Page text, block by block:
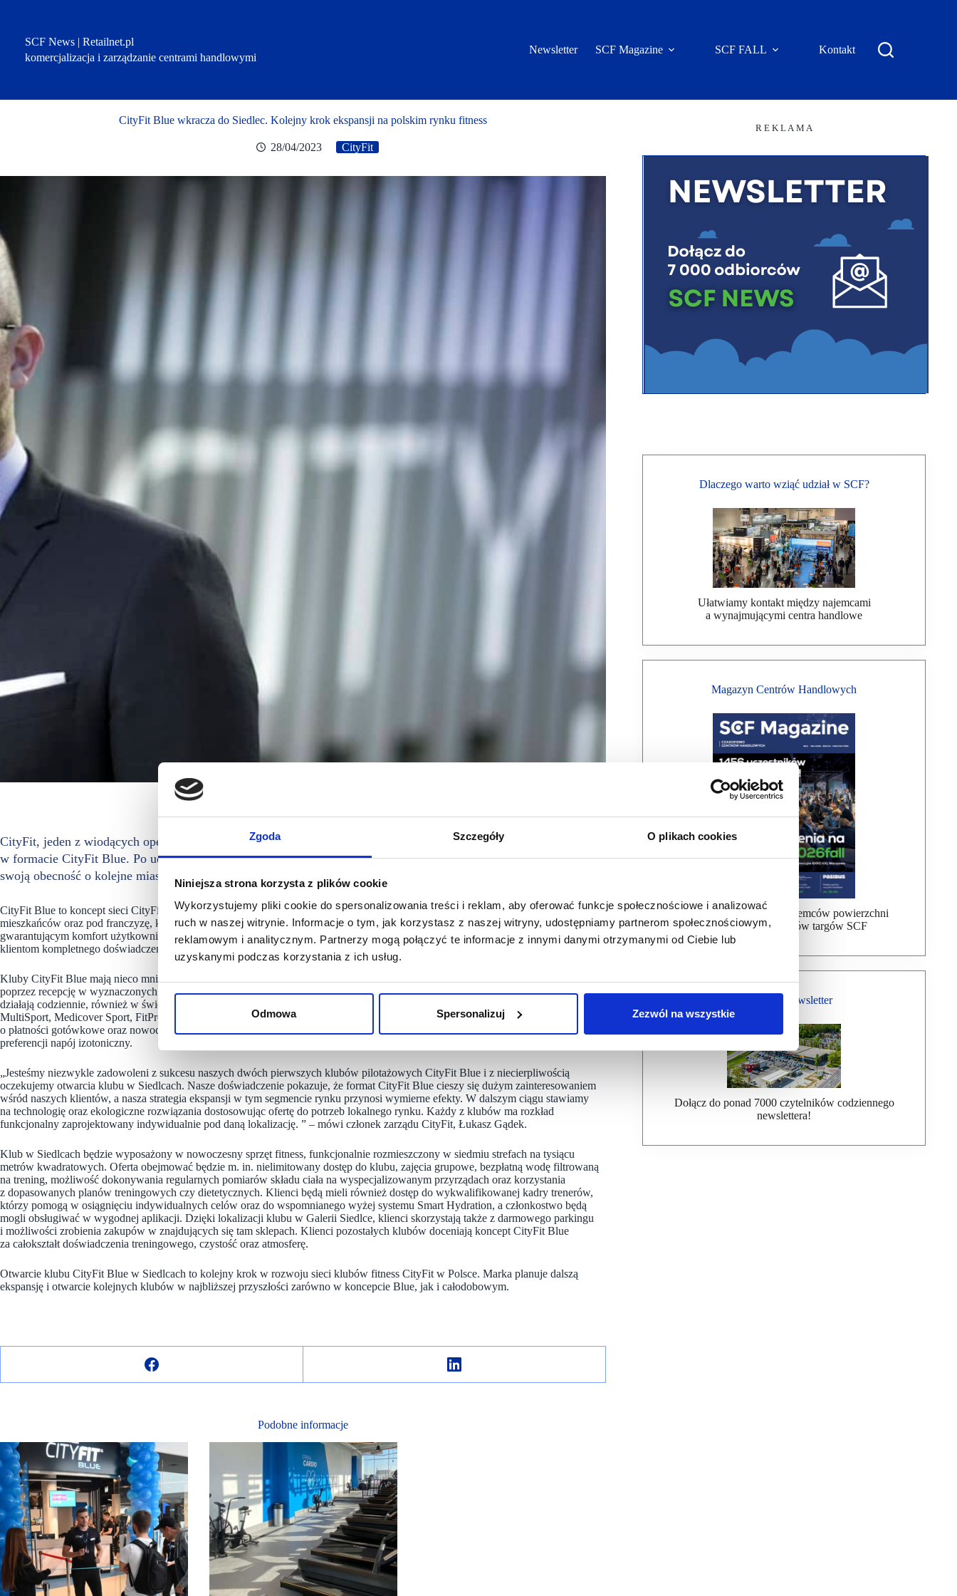
Zgoda Szczegóły O plikach cookies
Niniejsza strona korzysta z plików cookie
Wykorzystujemy pliki cookie do spersonalizowania treści i reklam, aby oferować funkcje społecznościowe i analizować
ruch w naszej witrynie. Informacje o tym, jak korzystasz z naszej witryny, udostępniamy partnerom społecznościowym,
reklamowym i analitycznym. Partnerzy mogą połączyć te informacje z innymi danymi otrzymanymi od Ciebie lub
uzyskanymi podczas korzystania z ich usług.
Odmowa Spersonalizuj Zezwól na wszystkie
SCF News | Retailnet.pl
komercjalizacja i zarządzanie centrami handlowymi
Newsletter SCF Magazine SCF FALL Kontakt
CityFit Blue wkracza do Siedlec. Kolejny krok ekspansji na polskim rynku fitness
28/04/2023 CityFit
CityFit, jeden z wiodących operatorów klubów fitness w Polsce, ogłasza otwarcie swojego trzeciego klubu
w formacie CityFit Blue. Po udanym debiucie w Puławach i sukcesie w bydgoskim Fordonie, CityFit rozszerza
swoją obecność o kolejne miasto. Klub zostanie otwarty 28 czerwca.
CityFit Blue to koncept sieci CityFit i nowoczesny format klubu fitness, przygotowany z myślą o miastach poniżej 150 tysięcy
mieszkańców oraz pod franczyzę, który wyróżnia się minimalistycznym designem i przemyślanym układem przestrzeni
gwarantującym komfort użytkownikom o różnych potrzebach treningowych. Kluby w tym formacie mają za zadanie dostarczyć
klientom kompletnego doświadczenia treningowego, zachowując przy tym przystępne ceny i wysoką jakość usług.
Kluby CityFit Blue mają nieco mniejszą powierzchnię całkowitą niż klasyczny model CityFit i nie są całodobowe. Dostęp odbywa się
poprzez recepcję w wyznaczonych godzinach: od poniedziałku do piątku w godz. 6-23, a w weekendy 8-20. Co ważne, kluby
działają codziennie, również w święta, co jest szczególnym wyróżnikiem marki CityFit na rynku. Sieć akceptuje karty sportowe
MultiSport, Medicover Sport, FitProfit, PZU Sport w godzinach pracy recepcji. Format Blue dodatkowo rozszerzony został
o płatności gotówkowe oraz nowoczesne urządzenie Smart Hydration, w którym można skomponować dostosowany do swoich
preferencji napój izotoniczny.
„Jesteśmy niezwykle zadowoleni z sukcesu naszych dwóch pierwszych klubów pilotażowych CityFit Blue i z niecierpliwością
oczekujemy otwarcia klubu w Siedlcach. Nasze doświadczenie pokazuje, że format CityFit Blue cieszy się dużym zainteresowaniem
wśród naszych klientów, a nasza strategia ekspansji w tym segmencie rynku przynosi wymierne efekty. W dalszym ciągu stawiamy
na technologię oraz ekologiczne rozwiązania dostosowując ofertę do potrzeb lokalnego rynku. Każdy z klubów ma rozkład
funkcjonalny zaprojektowany indywidualnie pod daną lokalizację. ” – mówi członek zarządu CityFit, Łukasz Gądek.
Klub w Siedlcach będzie wyposażony w nowoczesny sprzęt fitness, funkcjonalnie rozmieszczony w siedmiu strefach na tysiącu
metrów kwadratowych. Oferta obejmować będzie m. in. nielimitowany dostęp do klubu, zajęcia grupowe, bezpłatną wodę filtrowaną
na trening, możliwość dokonywania regularnych pomiarów składu ciała na wyspecjalizowanym przyrządach oraz korzystania
z dopasowanych planów treningowych czy dietetycznych. Klienci będą mieli również dostęp do wykwalifikowanej kadry trenerów,
którzy pomogą w osiągnięciu indywidualnych celów oraz do wspomnianego wyżej systemu Smart Hydration, a członkostwo będą
mogli obsługiwać w wygodnej aplikacji. Dzięki lokalizacji klubu w Galerii Siedlce, klienci skorzystają także z darmowego parkingu
i możliwości zrobienia zakupów w znajdujących się tam sklepach. Klienci pozostałych klubów doceniają koncept CityFit Blue
za całokształt doświadczenia treningowego, czystość oraz atmosferę.
Otwarcie klubu CityFit Blue w Siedlcach to kolejny krok w rozwoju sieci klubów fitness CityFit w Polsce. Marka planuje dalszą
ekspansję i otwarcie kolejnych klubów w najbliższej przyszłości zarówno w koncepcie Blue, jak i całodobowym.
Podobne informacje
R E K L A M A
Dlaczego warto wziąć udział w SCF?
Ułatwiamy kontakt między najemcami
a wynajmującymi centra handlowe
Magazyn Centrów Handlowych
Bezpłatna wysyłka dla najemców powierzchni
handlowej, uczestników targów SCF
Bezpłatny Newsletter
Dołącz do ponad 7000 czytelników codziennego
newslettera!